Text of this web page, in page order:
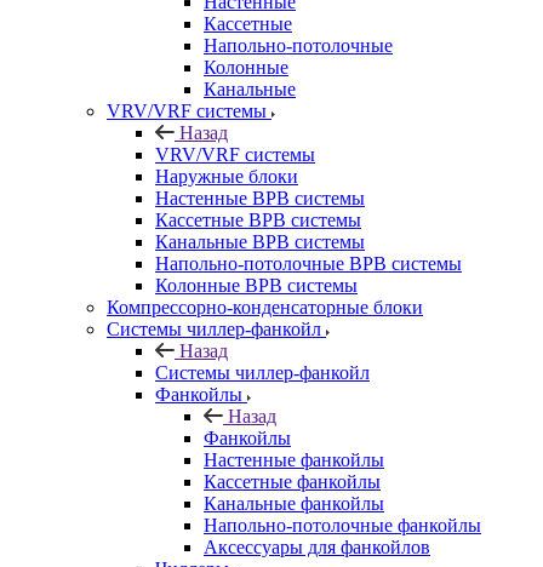
Кассетные
Напольно-потолочные
Колонные
Канальные
VRV/VRF системы
Назад
VRV/VRF системы
Наружные блоки
Настенные ВРВ системы
Кассетные ВРВ системы
Канальные ВРВ системы
Напольно-потолочные ВРВ системы
Колонные ВРВ системы
Компрессорно-конденсаторные блоки
Системы чиллер-фанкойл
Назад
Системы чиллер-фанкойл
Фанкойлы
Назад
Фанкойлы
Настенные фанкойлы
Кассетные фанкойлы
Канальные фанкойлы
Напольно-потолочные фанкойлы
Аксессуары для фанкойлов